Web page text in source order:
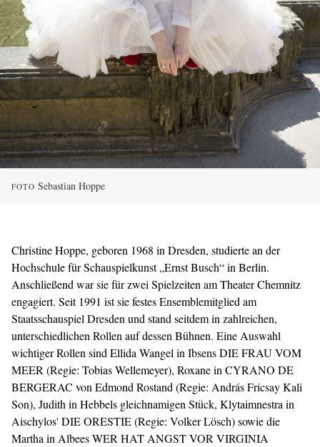
FOTO Sebastian Hoppe
Christine Hoppe, geboren 1968 in Dresden, studierte an der
Hochschule für Schauspielkunst „Ernst Busch“ in Berlin.
Anschließend war sie für zwei Spielzeiten am Theater Chemnitz
engagiert. Seit 1991 ist sie festes Ensemblemitglied am
Staatsschauspiel Dresden und stand seitdem in zahlreichen,
unterschiedlichen Rollen auf dessen Bühnen. Eine Auswahl
wichtiger Rollen sind Ellida Wangel in Ibsens DIE FRAU VOM
MEER (Regie: Tobias Wellemeyer), Roxane in CYRANO DE
BERGERAC von Edmond Rostand (Regie: András Fricsay Kali
Son), Judith in Hebbels gleichnamigen Stück, Klytaimnestra in
Aischylos' DIE ORESTIE (Regie: Volker Lösch) sowie die
Martha in Albees WER HAT ANGST VOR VIRGINIA